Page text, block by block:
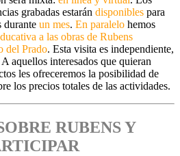
grabadas estarán disponibles para
durante un mes. En paralelo hemos
a las obras de Rubens
del Prado. Esta visita es independiente,
aquellos interesados que quieran
les ofreceremos la posibilidad de
los precios totales de las actividades.
RUBENS Y